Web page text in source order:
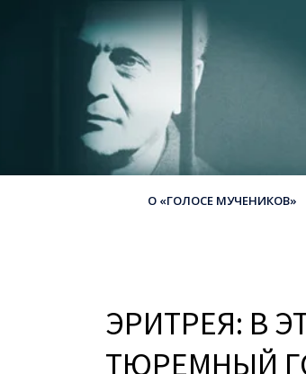
О «ГОЛОСЕ МУЧЕНИКОВ»
ЭРИТРЕЯ: В
ТЮРЕМНЫЙ